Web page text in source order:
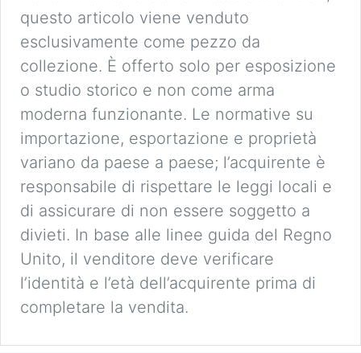
questo articolo viene venduto
esclusivamente come pezzo da
collezione. È offerto solo per esposizione
o studio storico e non come arma
moderna funzionante. Le normative su
importazione, esportazione e proprietà
variano da paese a paese; l’acquirente è
responsabile di rispettare le leggi locali e
di assicurare di non essere soggetto a
divieti. In base alle linee guida del Regno
Unito, il venditore deve verificare
l’identità e l’età dell’acquirente prima di
completare la vendita.